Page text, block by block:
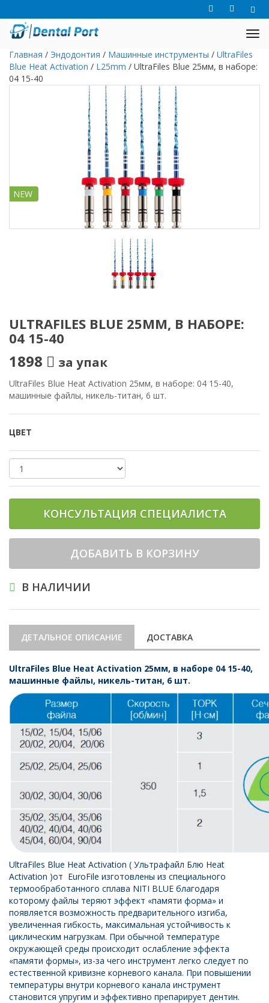
Главная / Эндодонтия / Машинные инструменты / UltraFiles
Blue Heat Activation / L25mm / UltraFiles Blue 25мм, в наборе:
04 15-40
NEW
ULTRAFILES BLUE 25ММ, В НАБОРЕ:
04 15-40
1898 за упак
UltraFiles Blue Heat Activation 25мм, в наборе: 04 15-40,
машинные файлы, никель-титан, 6 шт.
ЦВЕТ
КОНСУЛЬТАЦИЯ СПЕЦИАЛИСТА
ДОБАВИТЬ В КОРЗИНУ
В НАЛИЧИИ
ДЕТАЛЬНОЕ ОПИСАНИЕ ДОСТАВКА
UltraFiles Blue Heat Activation 25мм, в наборе 04 15-40,
машинные файлы, никель-титан, 6 шт.
UltraFiles Blue Heat Activation ( Ультрафайл Блю Heat
Activation )от EuroFile изготовлены из специального
термообработанного сплава NITI BLUE благодаря
которому файлы теряют эффект «памяти форма» и
появляется возможность предварительного изгиба,
увеличенная гибкость, максимальная устойчивость к
циклическим нагрузкам. При обычной температуре
окружающей среды происходит ослабление эффекта
«памяти формы», из-за чего инструмент легко следует по
естественной кривизне корневого канала. При повышении
температуры внутри корневого канала инструмент
становится упругим и эффективно препарирует дентин.